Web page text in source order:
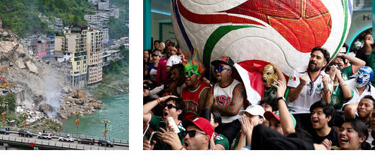
фасад логокомплекса
Wildberries
09:18В Ярославской области
отражена самая
массированная атака БПЛА
09:16Трамп сообщил об
огромном запасе боеприпасов
в США
08:54
В Таиланде сегодня